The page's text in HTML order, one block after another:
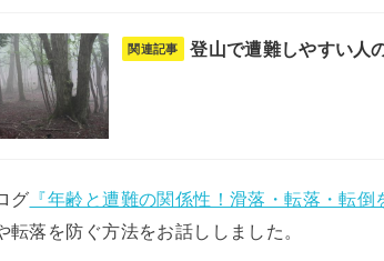
関連記事 登山で遭難しやすい人
グ 『年齢と遭難の関係性！滑落・転落・転倒
転落を防ぐ方法をお話ししました。